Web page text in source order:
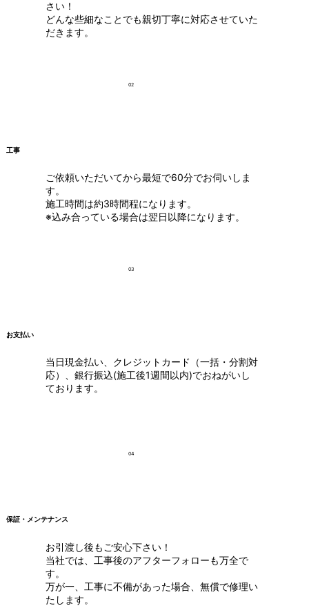
さい！
どんな些細なことでも親切丁寧に対応させていた
だきます。
02
ご依頼いただいてから最短で60分でお伺いしま
す。
施工時間は約3時間程になります。
※込み合っている場合は翌日以降になります。
工事
03
当日現金払い、クレジットカード（一括・分割対
応）、銀行振込(施工後1週間以内)でおねがいし
ております。
お支払い
04
お引渡し後もご安心下さい！
当社では、工事後のアフターフォローも万全で
す。
万が一、工事に不備があった場合、無償で修理い
たします。
保証・メンテナンス